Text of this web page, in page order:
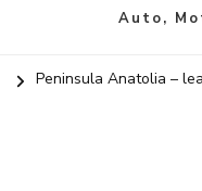
Auto,
Peninsula Anatolia –